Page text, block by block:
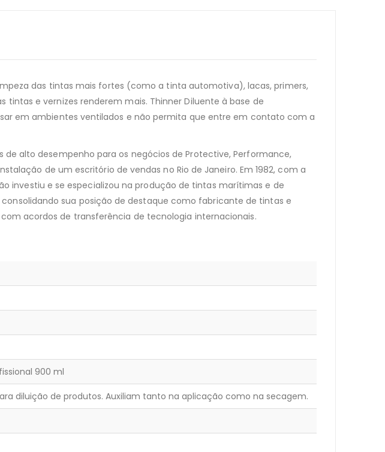
das tintas mais fortes (como a tinta automotiva), lacas, primers,
tintas e vernizes renderem mais. Thinner Diluente à base de
em ambientes ventilados e não permita que entre em contato com a
de alto desempenho para os negócios de Protective, Performance,
de um escritório de vendas no Rio de Janeiro. Em 1982, com a
investiu e se especializou na produção de tintas marítimas e de
sua posição de destaque como fabricante de tintas e
acordos de transferência de tecnologia internacionais.
900 ml
diluição de produtos. Auxiliam tanto na aplicação como na secagem.